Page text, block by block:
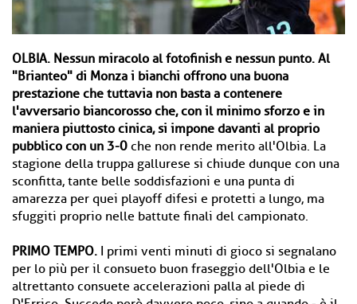
OLBIA. Nessun miracolo al fotofinish e nessun punto. Al
"Brianteo" di Monza i bianchi offrono una buona
prestazione che tuttavia non basta a contenere
l'avversario biancorosso che, con il minimo sforzo e in
maniera piuttosto cinica, si impone davanti al proprio
pubblico con un 3-0 che non rende merito all'Olbia. La
stagione della truppa gallurese si chiude dunque con una
sconfitta, tante belle soddisfazioni e una punta di
amarezza per quei playoff difesi e protetti a lungo, ma
sfuggiti proprio nelle battute finali del campionato.
PRIMO TEMPO. I primi venti minuti di gioco si segnalano
per lo più per il consueto buon fraseggio dell'Olbia e le
altrettanto consuete accelerazioni palla al piede di